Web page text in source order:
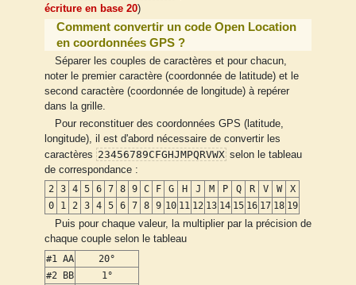
écriture en base 20)
Comment convertir un code Open Location
en coordonnées GPS ?
Séparer les couples de caractères et pour chacun,
noter le premier caractère (coordonnée de latitude) et le
second caractère (coordonnée de longitude) à repérer
dans la grille.
Pour reconstituer des coordonnées GPS (latitude,
longitude), il est d'abord nécessaire de convertir les
caractères 23456789CFGHJMPQRVWX selon le tableau
de correspondance :
2
3 4 5 6 7 8 9 C F G H J M P Q R V W
X
0
1 2 3 4 5 6 7 8 9 10 11 12 13 14 15 16 17 18 19
Puis pour chaque valeur, la multiplier par la précision de
chaque couple selon le tableau
#1 AA
20°
#2 BB
1°